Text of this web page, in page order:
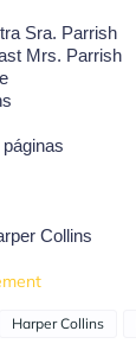
Sra. Parrish
Mrs. Parrish
páginas
Collins
Harper Collins